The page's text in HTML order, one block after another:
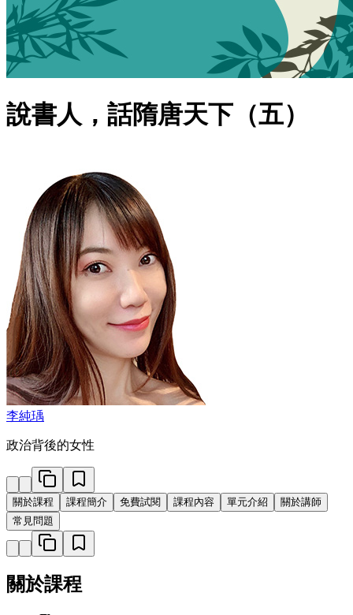
說書人，話隋唐天下（五）
李純瑀
政治背後的女性
關於課程 課程簡介 免費試閱 課程內容 單元介紹
關於講師
常見問題
關於課程